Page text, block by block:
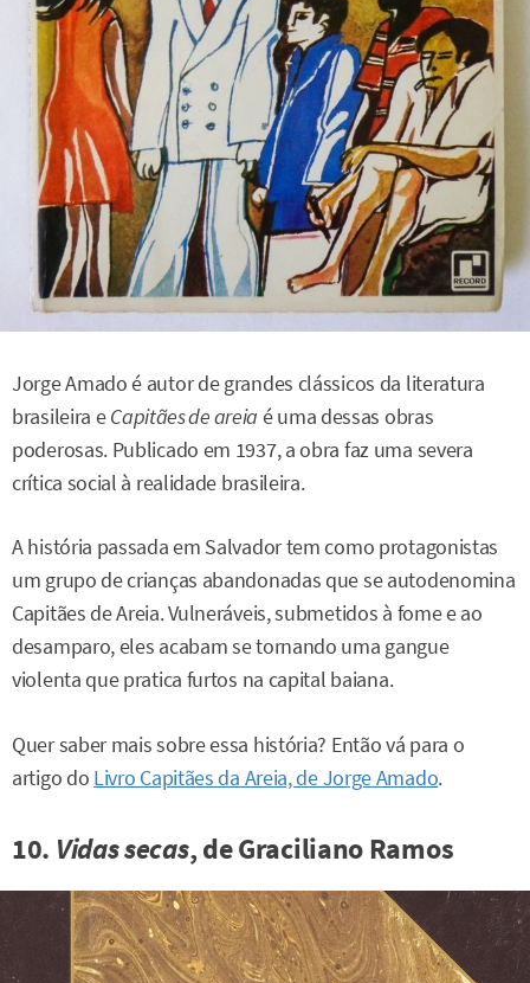
Jorge Amado é autor de grandes clássicos da literatura
brasileira eCapitães de areia é uma dessas obras
poderosas. Publicado em 1937, a obra faz uma severa
crítica social à realidade brasileira.
A história passada em Salvador tem como protagonistas
um grupo de crianças abandonadas que se autodenomina
Capitães de Areia. Vulneráveis, submetidos à fome e ao
desamparo, eles acabam se tornando uma gangue
violenta que pratica furtos na capital baiana.
Quer saber mais sobre essa história? Então vá para o
artigo do Livro Capitães da Areia, de Jorge Amado.
10. Vidas secas, de Graciliano Ramos